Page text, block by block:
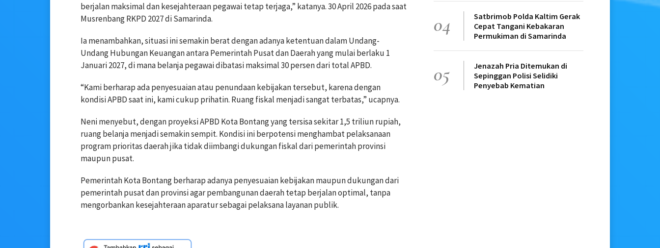
berjalan maksimal dan kesejahteraan pegawai tetap terjaga,” katanya. 30 April 2026 pada saat
Musrenbang RKPD 2027 di Samarinda.
Ia menambahkan, situasi ini semakin berat dengan adanya ketentuan dalam Undang-
Undang Hubungan Keuangan antara Pemerintah Pusat dan Daerah yang mulai berlaku 1
Januari 2027, di mana belanja pegawai dibatasi maksimal 30 persen dari total APBD.
“Kami berharap ada penyesuaian atau penundaan kebijakan tersebut, karena dengan
kondisi APBD saat ini, kami cukup prihatin. Ruang fiskal menjadi sangat terbatas,” ucapnya.
Neni menyebut, dengan proyeksi APBD Kota Bontang yang tersisa sekitar 1,5 triliun rupiah,
ruang belanja menjadi semakin sempit. Kondisi ini berpotensi menghambat pelaksanaan
program prioritas daerah jika tidak diimbangi dukungan fiskal dari pemerintah provinsi
maupun pusat.
Pemerintah Kota Bontang berharap adanya penyesuaian kebijakan maupun dukungan dari
pemerintah pusat dan provinsi agar pembangunan daerah tetap berjalan optimal, tanpa
mengorbankan kesejahteraan aparatur sebagai pelaksana layanan publik.
04
Satbrimob Polda Kaltim Gerak
Cepat Tangani Kebakaran
Permukiman di Samarinda
05
Jenazah Pria Ditemukan di
Sepinggan Polisi Selidiki
Penyebab Kematian